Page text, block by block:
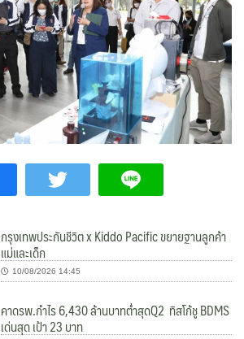
กรุงเทพประกันชีวิต x Kiddo Pacific ขยายฐานลูกค้า
แม่และเด็ก
10/08/2026 14:45
คาดรพ.กำไร 6,430 ล้านบาทต่ำสุดQ2 ทิสโก้ชู BDMS
เด่นสุด เป้า 23 บาท